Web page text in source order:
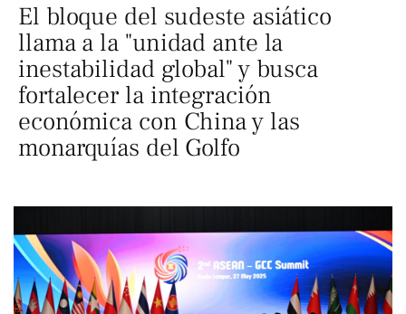
El bloque del sudeste asiático
llama a la "unidad ante la
inestabilidad global" y busca
fortalecer la integración
económica con China y las
monarquías del Golfo